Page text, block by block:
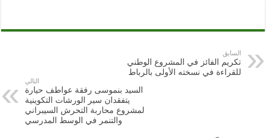
السابق
تكريم الفائز في المشروع الوطني
للقراءة في نسخته الأولى بالرباط
التالي
السيد بنموسى رفقة عواطف حيارة
يتفقدان سير الورشات التكوينية
لمشروع محاربة التحرش السيبراني
والتنمر في الوسط المدرسي